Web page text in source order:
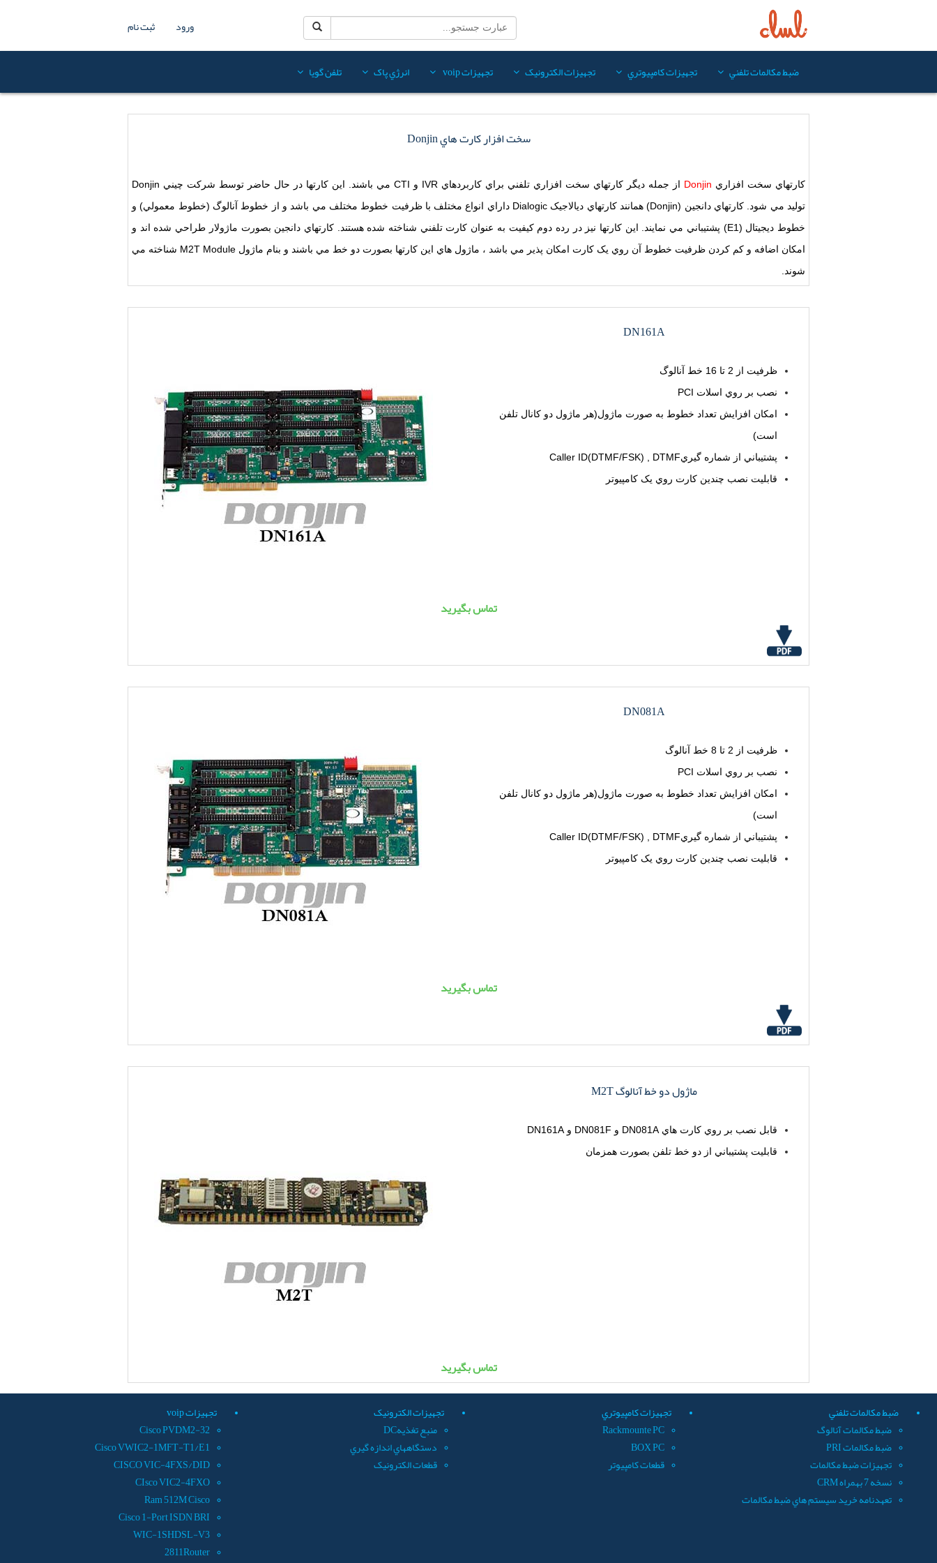
ورود ثبت نام
ضبط مکالمات تلفني تجهيزات کامپيوتري تجهيزات الکترونيک تجهيزات voip انرژي پاک تلفن گويا
سخت افزار کارت هاي Donjin
کارتهاي سخت افزاري Donjin
از جمله ديگر کارتهاي سخت افزاري تلفني براي کاربردهاي IVR و CTI مي باشند. اين کارتها در حال حاضر توسط شرکت چيني Donjin
توليد مي شود. کارتهاي دانجين (Donjin) همانند کارتهاي ديالاجيک Dialogic داراي انواع مختلف با ظرفيت خطوط مختلف مي باشد و از خطوط آنالوگ (خطوط معمولي) و
خطوط ديجيتال (E1) پشتيباني مي نمايند. اين کارتها نيز در رده دوم کيفيت به عنوان کارت تلفني شناخته شده هستند. کارتهاي دانجين بصورت ماژولار طراحي شده اند و
امکان اضافه و کم کردن ظرفيت خطوط آن روي يک کارت امکان پذير مي باشد ، ماژول هاي اين کارتها بصورت دو خط مي باشند و بنام ماژول M2T Module شناخته مي
شوند.
DN161A
ظرفيت از 2 تا 16 خط آنالوگ
نصب بر روي اسلات PCI
امکان افزايش تعداد خطوط به صورت ماژول(هر ماژول دو کانال تلفن
است)
پشتيباني از شماره گيريCaller ID(DTMF/FSK) , DTMF
قابليت نصب چندين کارت روي يک کامپيوتر
تماس بگيريد
DN081A
ظرفيت از 2 تا 8 خط آنالوگ
نصب بر روي اسلات PCI
امکان افزايش تعداد خطوط به صورت ماژول(هر ماژول دو کانال تلفن
است)
پشتيباني از شماره گيريCaller ID(DTMF/FSK) , DTMF
قابليت نصب چندين کارت روي يک کامپيوتر
تماس بگيريد
ماژول دو خط آنالوگ M2T
قابل نصب بر روي کارت هاي DN081A و DN081F و DN161A
قابليت پشتيباني از دو خط تلفن بصورت همزمان
تماس بگيريد
ضبط مکالمات تلفني
ضبط مکالمات آنالوگ
ضبط مکالمات PRI
تجهيزات ضبط مکالمات
نسخه 7 بهمراه CRM
تعهدنامه خريد سيستم هاي ضبط مکالمات
تجهيزات کامپيوتري
Rackmounte PC
BOX PC
قطعات کامپيوتر
تجهيزات الکترونيک
منبع تغذيهDC
دستگاههاي اندازه گيري
قطعات الکترونيک
تجهيزات voip
Cisco PVDM2-32
Cisco VWIC2-1MFT-T1/E1
CISCO VIC-4FXS/DID
CIsco VIC2-4FXO
Ram 512M Cisco
Cisco 1-Port ISDN BRI
WIC-1SHDSL-V3
2811Router